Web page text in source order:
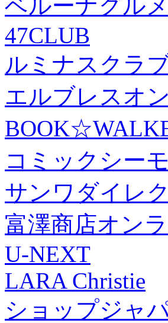
ベルーナグルメ
47CLUB
ルミナスクラ
エルブレスオ
コミックシー
サンワダイレ
富澤商店オン
U-NEXT
LARA Christie
ショップジャ